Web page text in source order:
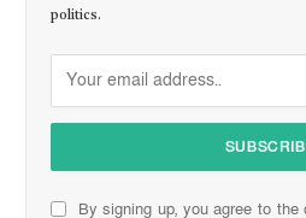
politics.
By signing up, you agree to the